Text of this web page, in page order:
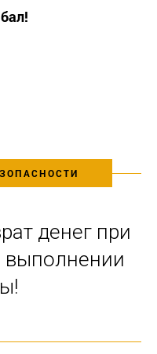
денег при
выполнении